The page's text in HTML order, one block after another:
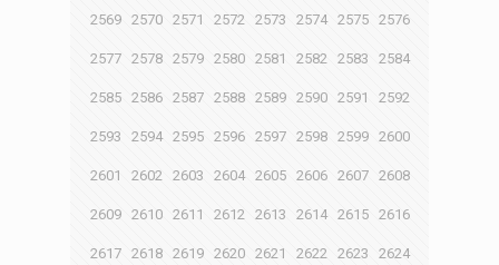
2569 2570 2571 2572 2573 2574 2575 2576
2577 2578 2579 2580 2581 2582 2583 2584
2585 2586 2587 2588 2589 2590 2591 2592
2593 2594 2595 2596 2597 2598 2599 2600
2601 2602 2603 2604 2605 2606 2607 2608
2609 2610 2611 2612 2613 2614 2615 2616
2617 2618 2619 2620 2621 2622 2623 2624